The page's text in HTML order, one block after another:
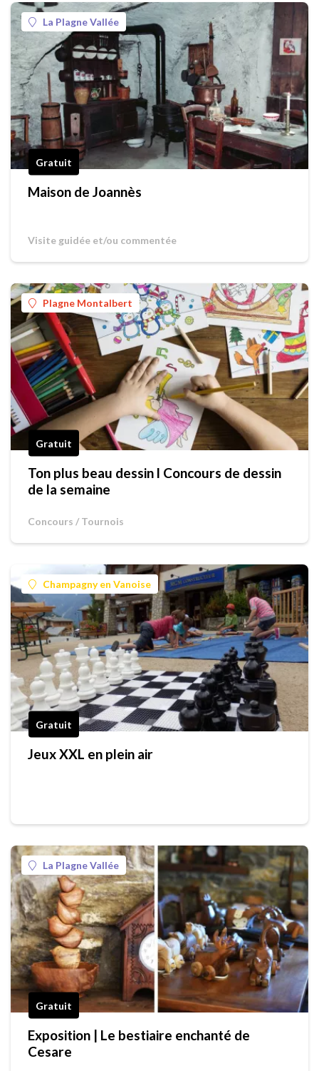
La Plagne Vallée
Gratuit
Maison de Joannès
Visite guidée et/ou commentée
Plagne Montalbert
Gratuit
Ton plus beau dessin l Concours de dessin
de la semaine
Concours / Tournois
Champagny en Vanoise
Gratuit
Jeux XXL en plein air
La Plagne Vallée
Gratuit
Exposition | Le bestiaire enchanté de
Cesare